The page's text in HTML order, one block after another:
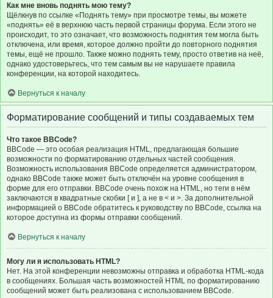
Как мне вновь поднять мою тему?
Щёлкнув по ссылке «Поднять тему» при просмотре темы, вы можете
«поднять» её в верхнюю часть первой страницы форума. Если этого не
происходит, то это означает, что возможность поднятия тем могла быть
отключена, или время, которое должно пройти до повторного поднятия
темы, ещё не прошло. Также можно поднять тему, просто ответив на неё,
однако удостоверьтесь, что тем самым вы не нарушаете правила
конференции, на которой находитесь.
Вернуться к началу
Форматирование сообщений и типы создаваемых тем
Что такое BBCode?
BBCode — это особая реализация HTML, предлагающая большие
возможности по форматированию отдельных частей сообщения.
Возможность использования BBCode определяется администратором,
однако BBCode также может быть отключён на уровне сообщения в
форме для его отправки. BBCode очень похож на HTML, но теги в нём
заключаются в квадратные скобки [ и ], а не в < и >. За дополнительной
информацией о BBCode обратитесь к руководству по BBCode, ссылка на
которое доступна из формы отправки сообщений.
Вернуться к началу
Могу ли я использовать HTML?
Нет. На этой конференции невозможны отправка и обработка HTML-кода
в сообщениях. Большая часть возможностей HTML по форматированию
сообщений может быть реализована с использованием BBCode.